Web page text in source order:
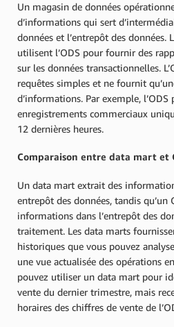
Un magasin de données
d’informations qui sert
données et l’entrepôt des données.
utilisent l’ODS pour fournir des
sur les données transactionnelles.
requêtes simples et ne fournit
d’informations. Par exemple, l’ODS
enregistrements commerciaux
12 dernières heures.
Comparaison entre data mart et
Un data mart extrait des
entrepôt des données, tandis qu’un
informations dans l’entrepôt des
traitement. Les data marts
historiques que vous pouvez
une vue actualisée des opérations
pouvez utiliser un data mart pour
vente du dernier trimestre, mais
horaires des chiffres de vente de